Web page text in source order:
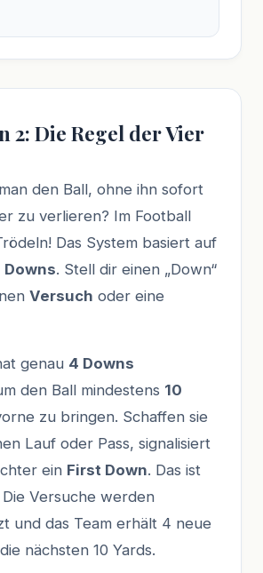
2: Die Regel der Vier
den Ball, ohne ihn sofort
zu verlieren? Im Football
Das System basiert auf
Downs. Stell dir einen „Down“
Versuch oder eine
genau 4 Downs
den Ball mindestens 10
zu bringen. Schaffen sie
Lauf oder Pass, signalisiert
ein First Down. Das ist
Versuche werden
und das Team erhält 4 neue
nächsten 10 Yards.